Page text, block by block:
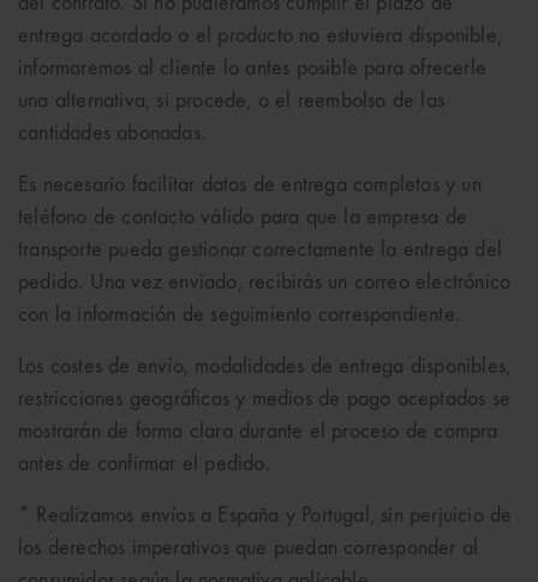
entrega acordado o el producto no estuviera disponible,
informaremos al cliente lo antes posible para ofrecerle
una alternativa, si procede, o el reembolso de las
cantidades abonadas.
Es necesario facilitar datos de entrega completos y un
teléfono de contacto válido para que la empresa de
transporte pueda gestionar correctamente la entrega del
pedido. Una vez enviado, recibirás un correo electrónico
con la información de seguimiento correspondiente.
Los costes de envío, modalidades de entrega disponibles,
restricciones geográficas y medios de pago aceptados se
mostrarán de forma clara durante el proceso de compra
antes de confirmar el pedido.
* Realizamos envíos a España y Portugal, sin perjuicio de
los derechos imperativos que puedan corresponder al